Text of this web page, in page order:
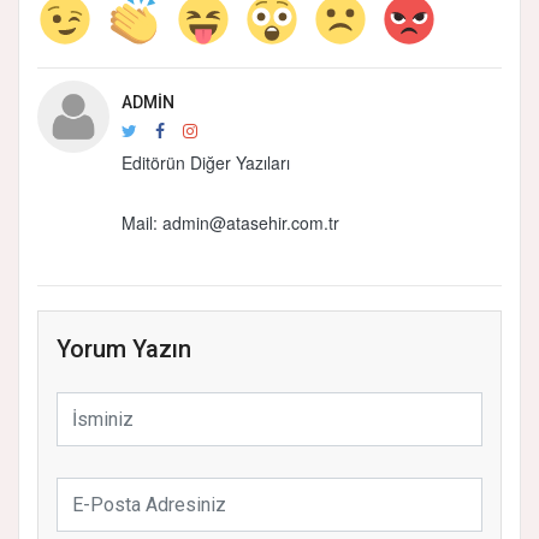
ADMIN
Editörün Diğer Yazıları
Mail: admin@atasehir.com.tr
Yorum Yazın